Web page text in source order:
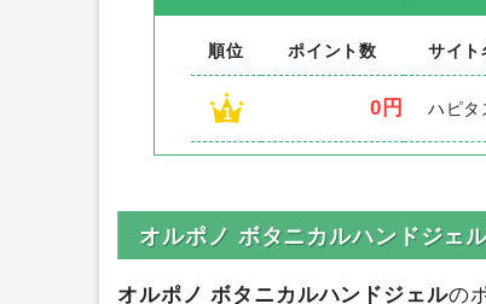
オルポノ ボタニカ
順位 ポイント数 サイト
0円 ハピタ